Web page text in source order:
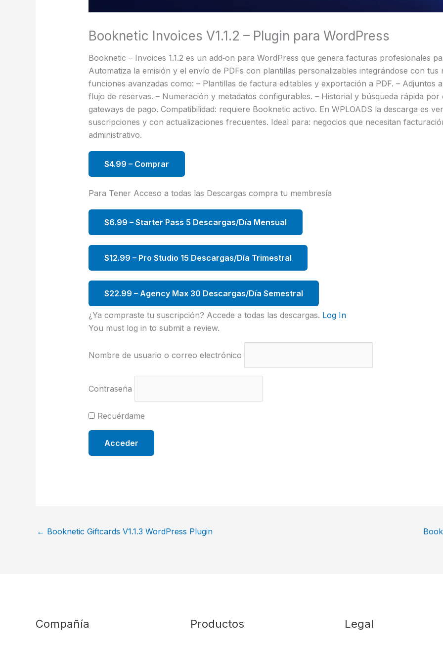
Booknetic Invoices V1.1.2 – Plugin para WordPress
Booknetic – Invoices 1.1.2 es un add‑on para WordPress que genera facturas profesionales
Automatiza la emisión y el envío de PDFs con plantillas personalizables integrándose con
funciones avanzadas como: – Plantillas de factura editables y exportación a PDF. – Adjuntos
flujo de reservas. – Numeración y metadatos configurables. – Historial y búsqueda rápida
gateways de pago. Compatibilidad: requiere Booknetic activo. En WPLOADS la descarga es
suscripciones y con actualizaciones frecuentes. Ideal para: negocios que necesitan
administrativo.
$4.99 – Comprar
Para Tener Acceso a todas las Descargas compra tu membresía
$6.99 – Starter Pass 5 Descargas/Día Mensual
$12.99 – Pro Studio 15 Descargas/Día Trimestral
$22.99 – Agency Max 30 Descargas/Día Semestral
¿Ya compraste tu suscripción? Accede a todas las descargas. Log In
You must log in to submit a review.
Nombre de usuario o correo electrónico
Contraseña
Recuérdame
← Booknetic Giftcards V1.1.3 WordPress Plugin
Compañía Productos Legal